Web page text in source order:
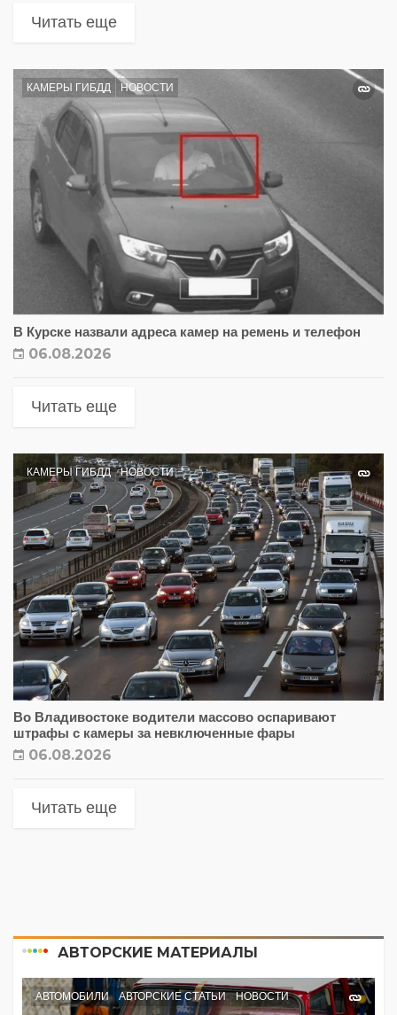
Читать еще
КАМЕРЫ ГИБДД НОВОСТИ
В Курске назвали адреса камер на ремень и телефон
06.08.2026
Читать еще
КАМЕРЫ ГИБДД НОВОСТИ
Во Владивостоке водители массово оспаривают
штрафы с камеры за невключенные фары
06.08.2026
Читать еще
АВТОРСКИЕ МАТЕРИАЛЫ
АВТОМОБИЛИ АВТОРСКИЕ СТАТЬИ НОВОСТИ